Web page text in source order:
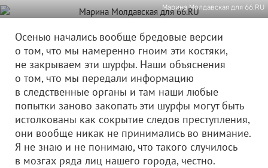
Марина Молдавская для 66.RU
Осенью начались вообще бредовые версии
о том, что мы намеренно гноим эти костяки,
не закрываем эти шурфы. Наши объяснения
о том, что мы передали информацию
в следственные органы и там наши любые
попытки заново закопать эти шурфы могут быть
истолкованы как сокрытие следов преступления,
они вообще никак не принимались во внимание.
Я не знаю и не понимаю, что такого случилось
в мозгах ряда лиц нашего города, честно.